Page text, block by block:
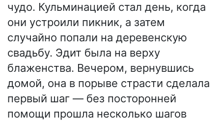
чудо. Кульминацией стал день, когда
они устроили пикник, а затем
случайно попали на деревенскую
свадьбу. Эдит была на верху
блаженства. Вечером, вернувшись
домой, она в порыве страсти сделала
первый шаг — без посторонней
помощи прошла несколько шагов